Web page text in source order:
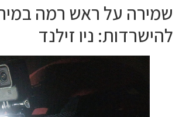
שמירה על ראש רמה
להישרדות: ניו זילנד